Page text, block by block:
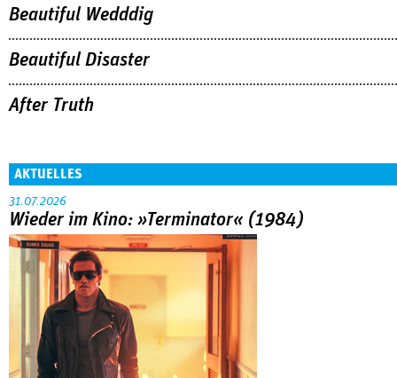
Beautiful Wedddig
Beautiful Disaster
After Truth
AKTUELLES
31.07.2026
Wieder im Kino: »Terminator« (1984)